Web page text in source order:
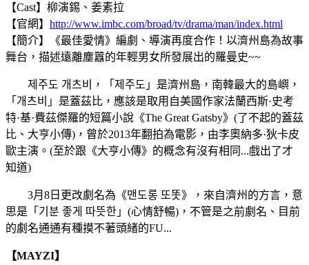
【Cast】柳演錫、姜素拉
【官網】 http://www.imbc.com/broad/tv/drama/man/index.html
【簡介】《最佳愛情》編劇、導演再度合作！以濟州島為故事
舞台，描述遠離塵囂的年輕男女所發展出的羅曼史~~
제주도 개츠비，「 제주도」 是濟州島，南韓最大的島嶼，
「 개츠비 」是蓋茲比，應該是取用自美國作家法蘭西斯·史考
特·基·費茲傑羅的短篇小說《The Great Gatsby》(了不起的蓋茲
比、大亨小傳)，曾於2013年翻拍為電影，由李奧納多·狄卡皮
歐主演。(至於跟《大亨小傳》的概念有沒有相同...戲出了才
知道)
3月8日更改劇名為《맨도롱 또똣》，來自濟州的方言，意
思是「기분 좋게 따뜻한」(心情舒暢)，不管是之前劇名、目前
的劇名通通有種摸不著頭緒的FU...
【MAYZI】